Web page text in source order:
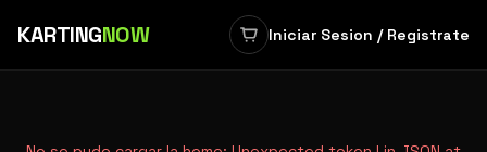
KARTINGNOW Iniciar Sesion / Registrate